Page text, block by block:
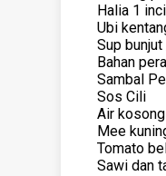
Halia 1 inci
Ubi
Sup
Bahan
Sambal
Sos Cili
Air kosong
Mee
Tomato
Sawi dan